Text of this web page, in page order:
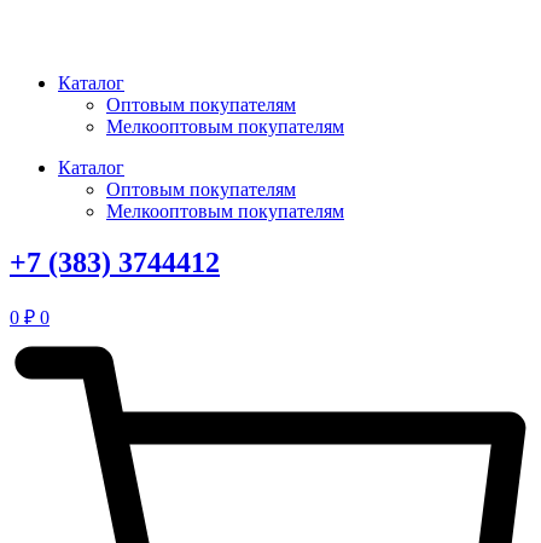
Каталог
Оптовым покупателям
Мелкооптовым покупателям
Каталог
Оптовым покупателям
Мелкооптовым покупателям
+7 (383) 3744412
0 ₽ 0